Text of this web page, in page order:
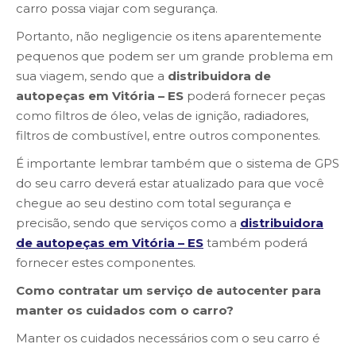
carro possa viajar com segurança.
Portanto, não negligencie os itens aparentemente
pequenos que podem ser um grande problema em
sua viagem, sendo que a distribuidora de
autopeças em Vitória – ES poderá fornecer peças
como filtros de óleo, velas de ignição, radiadores,
filtros de combustível, entre outros componentes.
É importante lembrar também que o sistema de GPS
do seu carro deverá estar atualizado para que você
chegue ao seu destino com total segurança e
precisão, sendo que serviços como a distribuidora
de autopeças em Vitória – ES também poderá
fornecer estes componentes.
Como contratar um serviço de autocenter para
manter os cuidados com o carro?
Manter os cuidados necessários com o seu carro é